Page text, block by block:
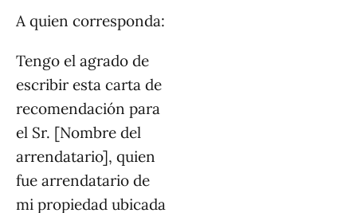
A quien corresponda:
Tengo el agrado de
escribir esta carta de
recomendación para
el Sr. [Nombre del
arrendatario], quien
fue arrendatario de
mi propiedad ubicada